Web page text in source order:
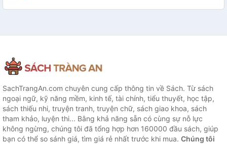
SachTrangAn.com chuyên cung cấp thông tin về Sách. Từ sách
ngoại ngữ, kỹ năng mềm, kinh tế, tài chính, tiểu thuyết, học tập,
sách thiếu nhi, truyện tranh, truyện chữ, sách giao khoa, sách
tham khảo, luyện thi... Bằng khả năng sẵn có cùng sự nỗ lực
không ngừng, chúng tôi đã tổng hợp hơn 160000 đầu sách, giúp
bạn có thể so sánh giá, tìm giá rẻ nhất trước khi mua. Chúng tôi